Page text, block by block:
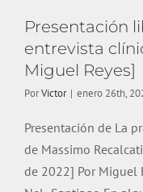
Presentación
entrevista
Miguel Reyes]
PorVictor | enero 26th,
Presentación de La
de Massimo
de 2022] Por Miguel